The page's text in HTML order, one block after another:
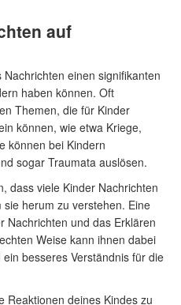
auf
einen signifikanten
haben können. Oft
Themen, die für Kinder
können, wie etwa Kriege,
können bei Kindern
sogar Traumata auslösen.
dass viele Kinder Nachrichten
herum zu verstehen. Eine
Nachrichten und das Erklären
Weise kann ihnen dabei
besseres Verständnis für die
Reaktionen deines Kindes zu